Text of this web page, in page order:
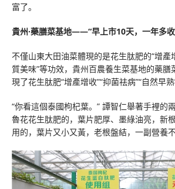
富了。
貴州·藥膳菜基地——“早上市10天，一年多
不僅山東大田油菜體現的是花生肽肥的“增產
質美味”等功效，貴州百農養生菜基地的藥膳
現了花生肽肥“增產增收”“抑菌祛病”“自然早熟
“你看這個泰國枸杞葉。” 譚智仁舉著手裡的
魯花花生肽肥的，葉片肥厚、墨綠油亮，新根
用的，葉片又小又黃，老根盤結，一副營養